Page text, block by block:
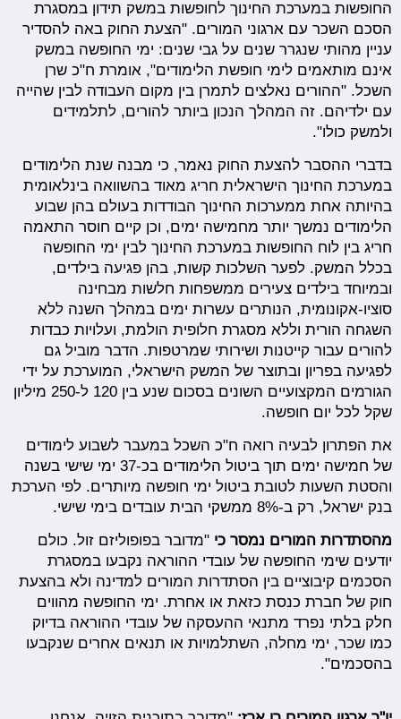
החופשות במערכת החינוך לחופשות במשק תידון במסגרת
הסכם השכר עם ארגוני המורים. "הצעת החוק באה להסדיר
עניין מהותי שנגרר שנים על גבי שנים: ימי החופשה במשק
אינם מותאמים לימי חופשת הלימודים", אומרת ח"כ שרן
השכל. "ההורים נאלצים לתמרן בין מקום העבודה לבין שהייה
עם ילדיהם. זה המהלך הנכון ביותר להורים, לתלמידים
ולמשק כולו".
בדברי ההסבר להצעת החוק נאמר, כי מבנה שנת הלימודים
במערכת החינוך הישראלית חריג מאוד בהשוואה בינלאומית
בהיותה אחת ממערכות החינוך הבודדות בעולם בהן שבוע
הלימודים נמשך יותר מחמישה ימים, וכן קיים חוסר התאמה
חריג בין לוח החופשות במערכת החינוך לבין ימי החופשה
בכלל המשק. לפער השלכות קשות, בהן פגיעה בילדים,
ובמיוחד בילדים צעירים ממשפחות חלשות מבחינה
סוציו-אקונומית, הנותרים עשרות ימים במהלך השנה ללא
השגחה הורית וללא מסגרת חלופית הולמת, ועלויות כבדות
להורים עבור קייטנות ושירותי שמרטפות. הדבר מוביל גם
לפגיעה בפריון ובתוצר של המשק הישראלי, המוערכת על ידי
הגורמים המקצועיים השונים בסכום שנע בין 120 ל-250 מיליון
שקל לכל יום חופשה.
את הפתרון לבעיה רואה ח"כ השכל במעבר לשבוע לימודים
של חמישה ימים תוך ביטול הלימודים בכ-37 ימי שישי בשנה
והסטת השעות לטובת ביטול ימי חופשה מיותרים. לפי הערכת
בנק ישראל, רק ב-8% ממשקי הבית עובדים בימי שישי.
מהסתדרות המורים נמסר כי "מדובר בפופוליזם זול. כולם
יודעים שימי החופשה של עובדי ההוראה נקבעו במסגרת
הסכמים קיבוציים בין הסתדרות המורים למדינה ולא בהצעת
חוק של חברת כנסת כזאת או אחרת. ימי החופשה מהווים
חלק בלתי נפרד מתנאי ההעסקה של עובדי ההוראה בדיוק
כמו שכר, ימי מחלה, השתלמויות או תנאים אחרים שנקבעו
בהסכמים".